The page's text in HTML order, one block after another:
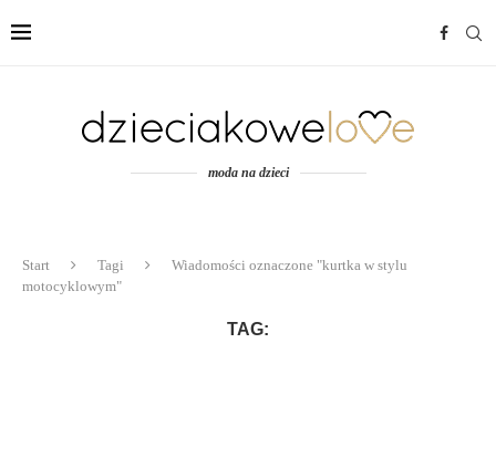
moda na dzieci
Start Tagi
Wiadomości oznaczone "kurtka w stylu
motocyklowym"
TAG: